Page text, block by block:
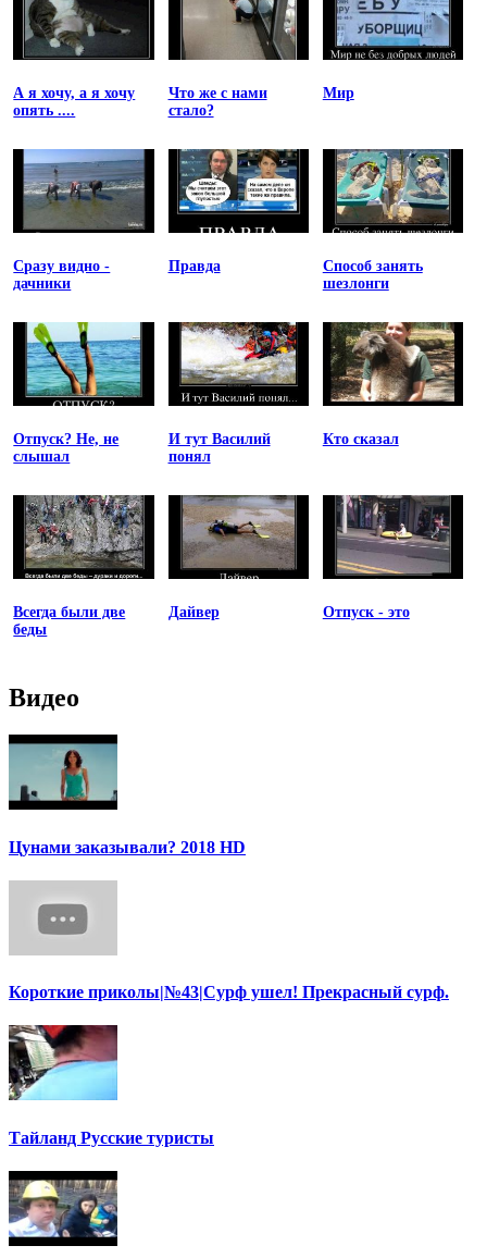
А я хочу, а я хочу
опять ....
Что же с нами
стало?
Мир
Сразу видно -
дачники
Правда
Способ занять
шезлонги
Отпуск? Не, не
слышал
И тут Василий
понял
Кто сказал
Всегда были две
беды
Дайвер Отпуск - это
Видео
Цунами заказывали? 2018 HD
Короткие приколы|№43|Сурф ушел! Прекрасный сурф.
Тайланд Русские туристы